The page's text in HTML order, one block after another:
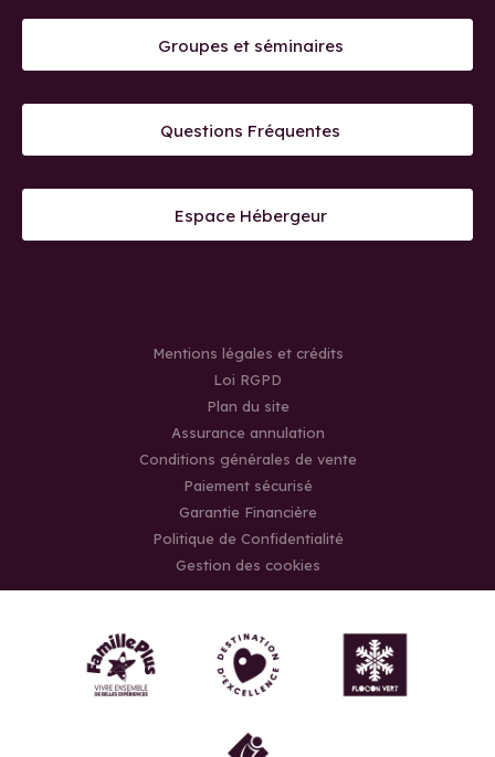
Groupes et séminaires
Questions Fréquentes
Espace Hébergeur
Mentions légales et crédits
Loi RGPD
Plan du site
Assurance annulation
Conditions générales de vente
Paiement sécurisé
Garantie Financière
Politique de Confidentialité
Gestion des cookies